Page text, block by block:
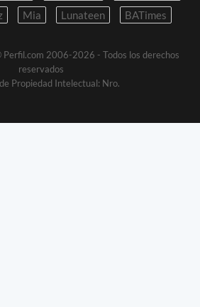
Mia Lunateen BATimes
Perfil.com 2006-2026 - Todos los derechos
reservados
Propiedad Intelectual: Nro.